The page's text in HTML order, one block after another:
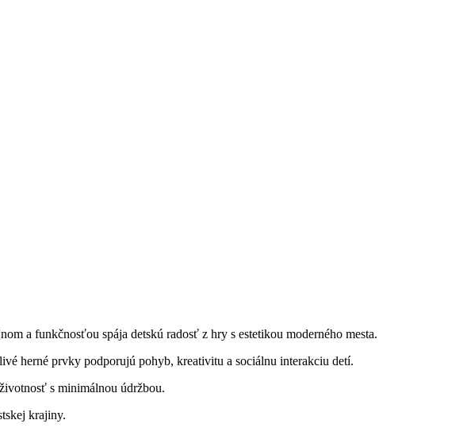
a funkčnosťou spája detskú radosť z hry s estetikou moderného mesta.
herné prvky podporujú pohyb, kreativitu a sociálnu interakciu detí.
s minimálnou údržbou.
krajiny.